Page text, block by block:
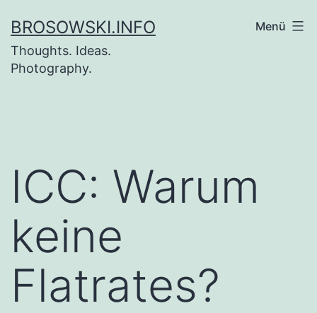
Inhalt
springen
BROSOWSKI.INFO
Thoughts. Ideas.
Photography.
Menü
ICC: Warum
keine
Flatrates?